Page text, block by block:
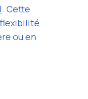
. Cette
ou en